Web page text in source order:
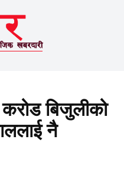
बिजुलीको
नै